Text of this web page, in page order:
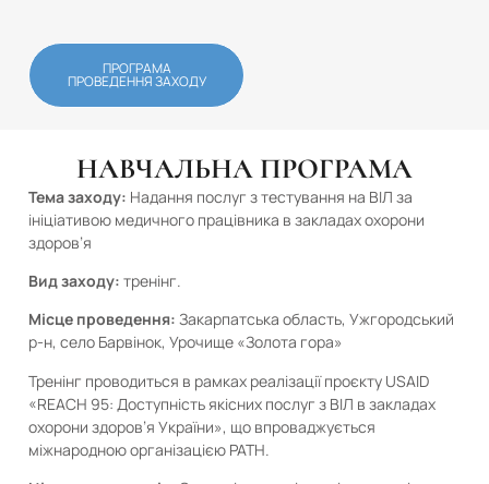
ПРОГРАМА
ПРОВЕДЕННЯ ЗАХОДУ
НАВЧАЛЬНА ПРОГРАМА
Тема заходу: Надання послуг з тестування на ВІЛ за
ініціативою медичного працівника в закладах охорони
здоров’я
Вид заходу: тренінг.
Місце проведення: Закарпатська область, Ужгородський
р-н, село Барвінок, Урочище «Золота гора»
Тренінг проводиться в рамках реалізації проєкту USAID
«REACH 95: Доступність якісних послуг з ВІЛ в закладах
охорони здоров’я України», що впроваджується
міжнародною організацією PATH.